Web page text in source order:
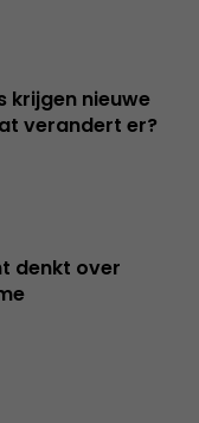
krijgen nieuwe
verandert er?
denkt over